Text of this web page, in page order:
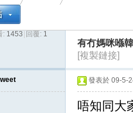
: 1453 回覆: 1
有冇媽咪喺
[複製鏈接]
發表於 09-5-
唔知同大